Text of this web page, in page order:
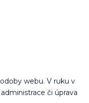
webu. V ruku v
či úprava